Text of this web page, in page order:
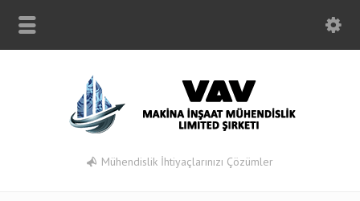
Mühendislik İhtiyaçlarınızı Çözümler